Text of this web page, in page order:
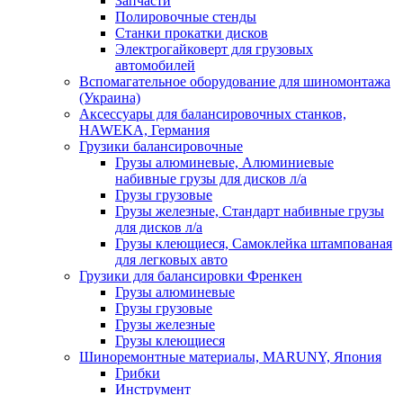
Полировочные стенды
Станки прокатки дисков
Электрогайковерт для грузовых
автомобилей
Вспомагательное оборудование для шиномонтажа
(Украина)
Аксессуары для балансировочных станков,
HAWEKA, Германия
Грузики балансировочные
Грузы алюминевые, Алюминиевые
набивные грузы для дисков л/а
Грузы грузовые
Грузы железные, Cтандарт набивные грузы
для дисков л/а
Грузы клеющиеся, Самоклейка штампованая
для легковых авто
Грузики для балансировки Френкен
Грузы алюминевые
Грузы грузовые
Грузы железные
Грузы клеющиеся
Шиноремонтные материалы, MARUNY, Япония
Грибки
Инструмент